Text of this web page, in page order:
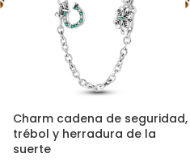
Charm cadena de seguridad,
trébol y herradura de la
suerte